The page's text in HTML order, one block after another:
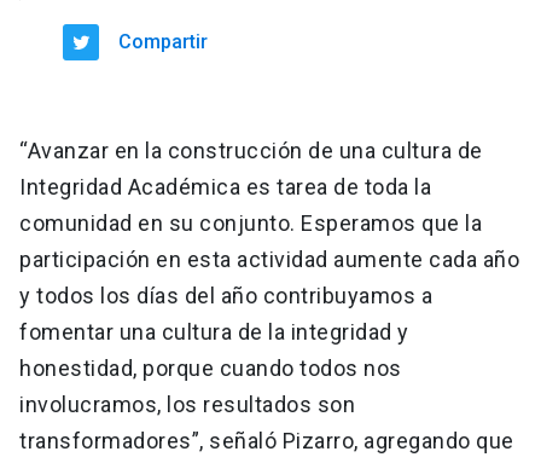
Compartir
“Avanzar en la construcción de una cultura de
Integridad Académica es tarea de toda la
comunidad en su conjunto. Esperamos que la
participación en esta actividad aumente cada año
y todos los días del año contribuyamos a
fomentar una cultura de la integridad y
honestidad, porque cuando todos nos
involucramos, los resultados son
transformadores”, señaló Pizarro, agregando que